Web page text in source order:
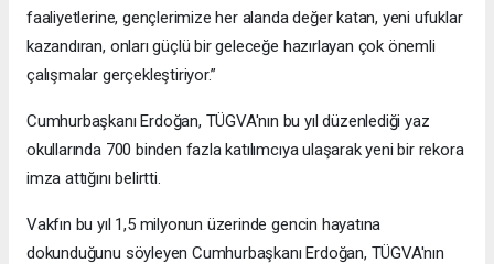
faaliyetlerine, gençlerimize her alanda değer katan, yeni ufuklar
kazandıran, onları güçlü bir geleceğe hazırlayan çok önemli
çalışmalar gerçekleştiriyor.”
Cumhurbaşkanı Erdoğan, TÜGVA'nın bu yıl düzenlediği yaz
okullarında 700 binden fazla katılımcıya ulaşarak yeni bir rekora
imza attığını belirtti.
Vakfın bu yıl 1,5 milyonun üzerinde gencin hayatına
dokunduğunu söyleyen Cumhurbaşkanı Erdoğan, TÜGVA'nın